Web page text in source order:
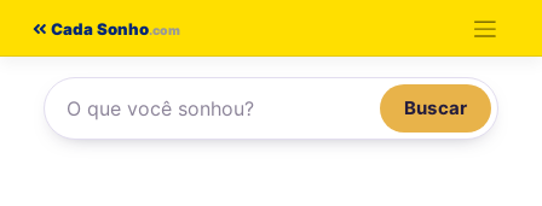
conteúdo
Cada Sonho
Buscar